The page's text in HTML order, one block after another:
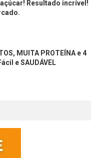
Resultado incrível!
MUITA PROTEÍNA e 4
e SAUDÁVEL